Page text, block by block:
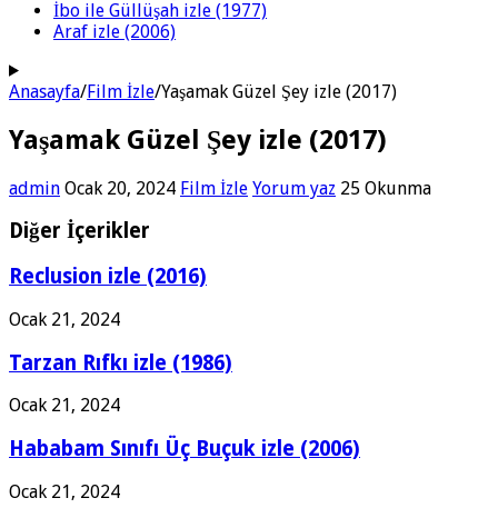
İbo ile Güllüşah izle (1977)
Araf izle (2006)
Anasayfa/Film İzle/Yaşamak Güzel Şey izle (2017)
Yaşamak Güzel Şey izle (2017)
admin Ocak 20, 2024 Film İzle Yorum yaz 25 Okunma
Diğer İçerikler
Reclusion izle (2016)
Ocak 21, 2024
Tarzan Rıfkı izle (1986)
Ocak 21, 2024
Hababam Sınıfı Üç Buçuk izle (2006)
Ocak 21, 2024